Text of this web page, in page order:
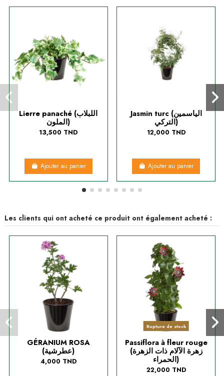
Lierre panaché (اللبلاب
الملون)
13,500 TND
Ajouter au panier
Jasmin turc (الياسمين
التركي)
12,000 TND
Ajouter au panier
Les clients qui ont acheté ce produit ont également acheté :
GÉRANIUM ROSA
(عطرشية)
4,000 TND
Rupture de stock
Passiflora à fleur rouge
(زهرة الآلام ذات الزهرة
الحمراء)
22,000 TND